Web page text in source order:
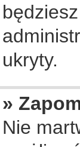
ukryty.
»
Nie